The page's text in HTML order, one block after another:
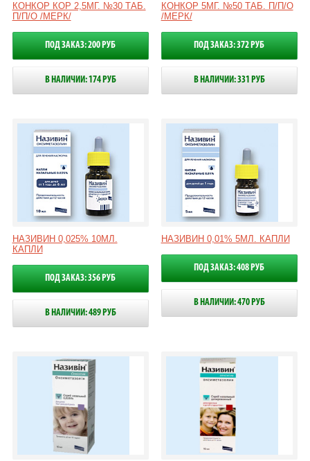
КОНКОР КОР 2,5МГ. №30 ТАБ.
П/П/О /МЕРК/
ПОД ЗАКАЗ: 200 РУБ
В НАЛИЧИИ: 174 РУБ
КОНКОР 5МГ. №50 ТАБ. П/П/О
/МЕРК/
ПОД ЗАКАЗ: 372 РУБ
В НАЛИЧИИ: 331 РУБ
НАЗИВИН 0,025% 10МЛ.
КАПЛИ
ПОД ЗАКАЗ: 356 РУБ
В НАЛИЧИИ: 489 РУБ
НАЗИВИН 0,01% 5МЛ. КАПЛИ
ПОД ЗАКАЗ: 408 РУБ
В НАЛИЧИИ: 470 РУБ